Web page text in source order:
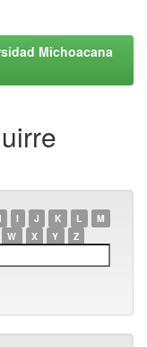
Michoacana
I J K L
M
W X Y Z